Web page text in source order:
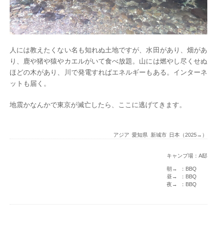
人には教えたくない名も知れぬ土地ですが、水田があり、畑があ
り、鹿や猪や猿やカエルがいて食べ放題。山には燃やし尽くせぬ
ほどの木があり、川で発電すればエネルギーもある。インターネ
ットも届く。
地震かなんかで東京が滅亡したら、ここに逃げてきます。
アジア 愛知県 新城市 日本（2025→）
キャンプ場：A邸
朝→ ：BBQ
昼→ ：BBQ
夜→ ：BBQ